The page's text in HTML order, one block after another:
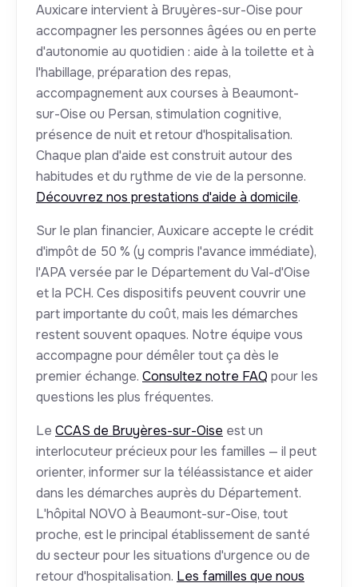
Auxicare intervient à Bruyères-sur-Oise pour
accompagner les personnes âgées ou en perte
d'autonomie au quotidien : aide à la toilette et à
l'habillage, préparation des repas,
accompagnement aux courses à Beaumont-
sur-Oise ou Persan, stimulation cognitive,
présence de nuit et retour d'hospitalisation.
Chaque plan d'aide est construit autour des
habitudes et du rythme de vie de la personne.
Découvrez nos prestations d'aide à domicile.
Sur le plan financier, Auxicare accepte le crédit
d'impôt de 50 % (y compris l'avance immédiate),
l'APA versée par le Département du Val-d'Oise
et la PCH. Ces dispositifs peuvent couvrir une
part importante du coût, mais les démarches
restent souvent opaques. Notre équipe vous
accompagne pour démêler tout ça dès le
premier échange. Consultez notre FAQ pour les
questions les plus fréquentes.
Le CCAS de Bruyères-sur-Oise est un
interlocuteur précieux pour les familles — il peut
orienter, informer sur la téléassistance et aider
dans les démarches auprès du Département.
L'hôpital NOVO à Beaumont-sur-Oise, tout
proche, est le principal établissement de santé
du secteur pour les situations d'urgence ou de
retour d'hospitalisation. Les familles que nous